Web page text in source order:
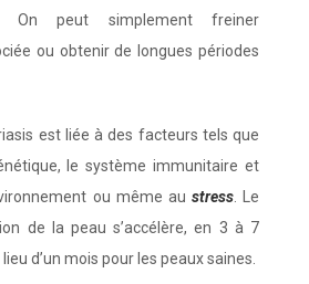
On peut simplement freiner
ou obtenir de longues périodes
est liée à des facteurs tels que
le système immunitaire et
ou même au stress. Le
de la peau s’accélère, en 3 à 7
d’un mois pour les peaux saines.